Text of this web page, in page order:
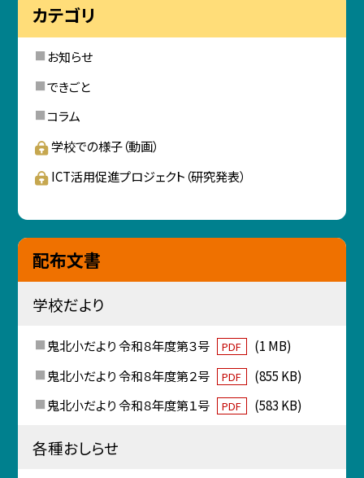
カテゴリ
お知らせ
できごと
コラム
学校での様子（動画）
ICT活用促進プロジェクト（研究発表）
配布文書
学校だより
鬼北小だより 令和８年度第３号 PDF
(1 MB)
鬼北小だより 令和８年度第２号
PDF
(855 KB)
鬼北小だより 令和８年度第１号
PDF (583 KB)
各種おしらせ